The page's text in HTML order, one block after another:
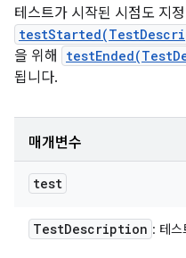
테스트가 시작된 시점도 지
을 위해
됩니다.
매개변수
test
TestDescription : 테스